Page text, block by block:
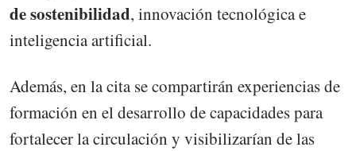
de sostenibilidad, innovación tecnológica e
inteligencia artificial.
Además, en la cita se compartirán experiencias de
formación en el desarrollo de capacidades para
fortalecer la circulación y visibilizarían de las